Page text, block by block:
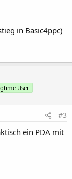
in Basic4ppc)
User
#3
ein PDA mit